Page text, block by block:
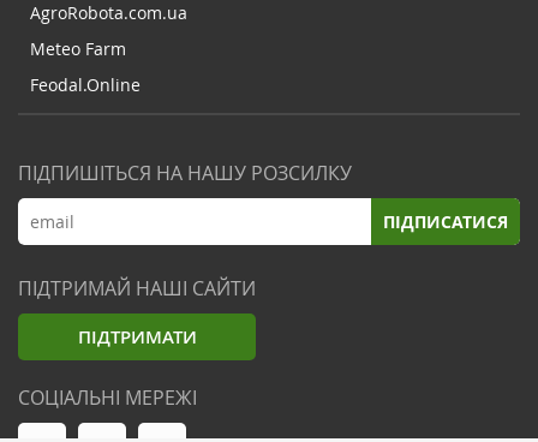
AgroRobota.com.ua
Meteo Farm
Feodal.Online
ПІДПИШІТЬСЯ НА НАШУ РОЗСИЛКУ
ПІДПИСАТИСЯ
ПІДТРИМАЙ НАШІ САЙТИ
ПІДТРИМАТИ
СОЦІАЛЬНІ МЕРЕЖІ